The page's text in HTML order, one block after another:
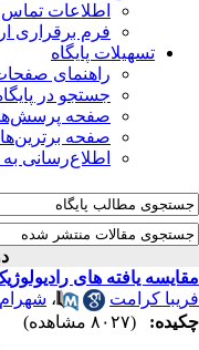
اطلاعات تماس
فرم برقراری
تسهیلات پایگاه
راهنمای
جستجو در
صفحه
صفحه
اطلاع‌رسانی
دوره ۲۳،
مقایسه یافته های
فریبا کرامت
،
چکیده:
(۸۰۲۷ مشاهده)